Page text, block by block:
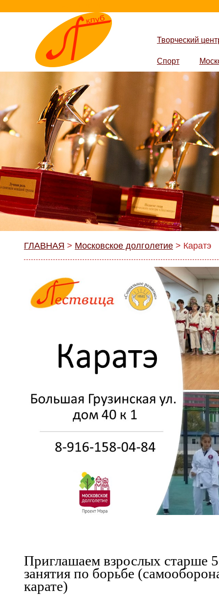
Творческий
Спорт
ГЛАВНАЯ > Московское долголетие > Каратэ
Приглашаем взрослых старше
занятия по борьбе
карате)